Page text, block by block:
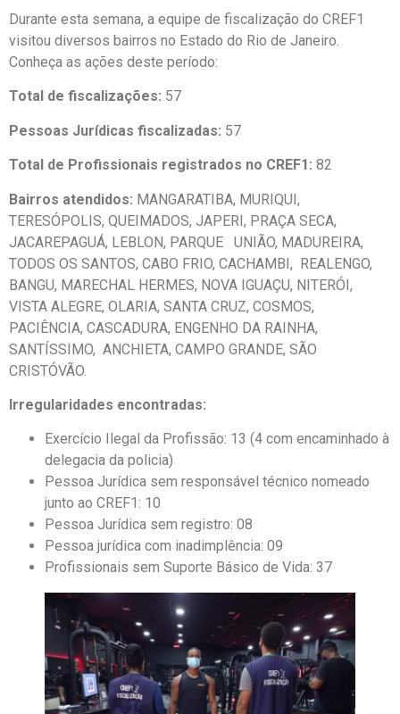
Durante esta semana, a equipe de fiscalização do CREF1
visitou diversos bairros no Estado do Rio de Janeiro.
Conheça as ações deste período:
Total de fiscalizações: 57
Pessoas Jurídicas fiscalizadas: 57
Total de Profissionais registrados no CREF1: 82
Bairros atendidos: MANGARATIBA, MURIQUI,
TERESÓPOLIS, QUEIMADOS, JAPERI, PRAÇA SECA,
JACAREPAGUÁ, LEBLON, PARQUE UNIÃO, MADUREIRA,
TODOS OS SANTOS, CABO FRIO, CACHAMBI, REALENGO,
BANGU, MARECHAL HERMES, NOVA IGUAÇU, NITERÓI,
VISTA ALEGRE, OLARIA, SANTA CRUZ, COSMOS,
PACIÊNCIA, CASCADURA, ENGENHO DA RAINHA,
SANTÍSSIMO, ANCHIETA, CAMPO GRANDE, SÃO
CRISTÓVÃO.
Irregularidades encontradas:
Exercício Ilegal da Profissão: 13 (4 com encaminhado à
delegacia da policia)
Pessoa Jurídica sem responsável técnico nomeado
junto ao CREF1: 10
Pessoa Jurídica sem registro: 08
Pessoa jurídica com inadimplência: 09
Profissionais sem Suporte Básico de Vida: 37